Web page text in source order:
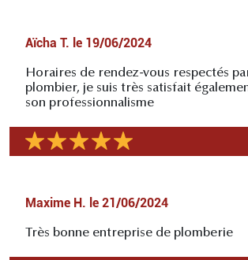
Aïcha T. le 19/06/2024
Horaires de rendez-vous respectés
plombier, je suis très satisfait
son professionnalisme
Maxime H. le 21/06/2024
Très bonne entreprise de plomberie